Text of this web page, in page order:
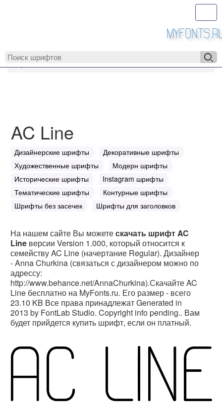
MyFonts.ru
AC Line
Дизайнерские шрифты
Декоративные шрифты
Художественные шрифты
Модерн шрифты
Исторические шрифты
Instagram шрифты
Тематические шрифты
Контурные шрифты
Шрифты без засечек
Шрифты для заголовков
На нашем сайте Вы можетескачать шрифт AC
Line версии Version 1.000, который относится к
семейству AC Line (начертание Regular). Дизайнер
- Anna Churkina (связаться с дизайнером можно по
адрессу:
http://www.behance.net/AnnaChurkina).Скачайте AC
Line бесплатно на MyFonts.ru. Его размер - всего
23.10 KB Все права принадлежат Generated in
2013 by FontLab Studio. Copyright info pending.. Вам
будет прийдется купить шрифт, если он платный.